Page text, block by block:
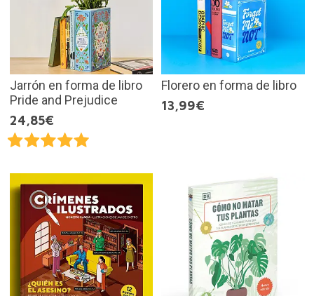
Jarrón en forma de libro
Pride and Prejudice
24,85€
Florero en forma de libro
13,99€